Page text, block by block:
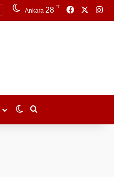
Ankara 28 ℃ Facebook
Dış görünümü değiştir